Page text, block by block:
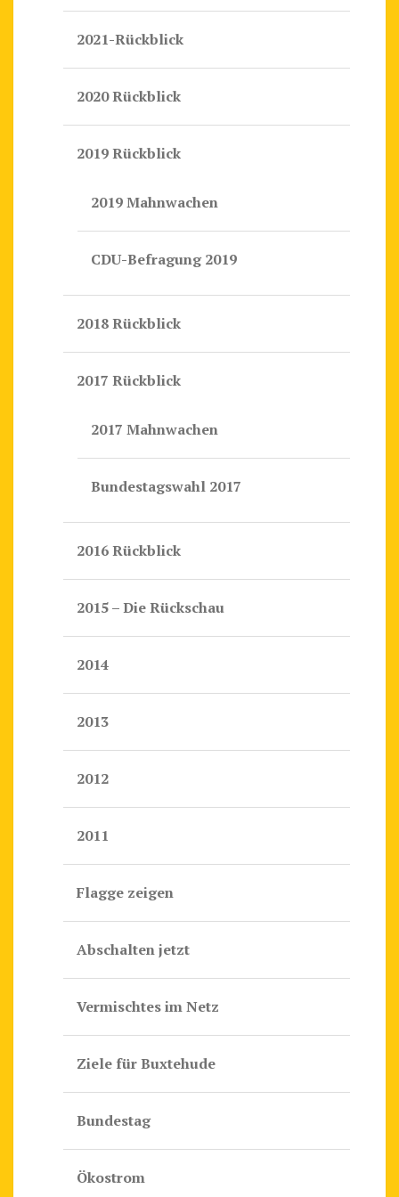
2021-Rückblick
2020 Rückblick
2019 Rückblick
2019 Mahnwachen
CDU-Befragung 2019
2018 Rückblick
2017 Rückblick
2017 Mahnwachen
Bundestagswahl 2017
2016 Rückblick
2015 – Die Rückschau
2014
2013
2012
2011
Flagge zeigen
Abschalten jetzt
Vermischtes im Netz
Ziele für Buxtehude
Bundestag
Ökostrom